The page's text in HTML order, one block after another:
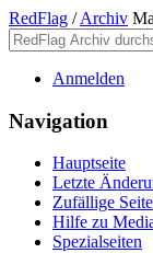
RedFlag / Archiv
Anmelden
Navigation
Hauptseite
Letzte
Zufällige Seite
Hilfe zu
Spezialseiten